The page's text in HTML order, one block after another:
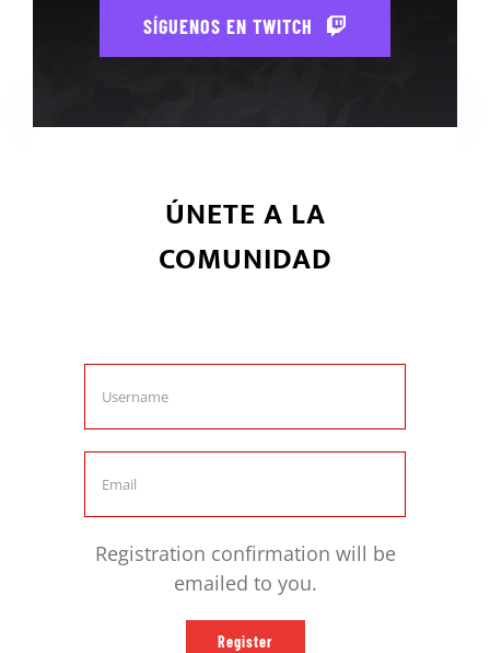
CONTACTOSÍGUENOS EN TWITCH
ÚNETE A LA
COMUNIDAD
Registration confirmation will be
emailed to you.
Register